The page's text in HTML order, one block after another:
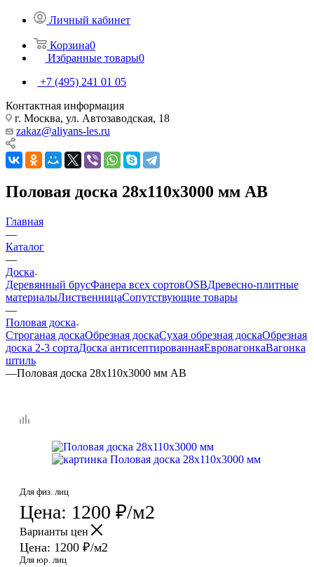
Личный кабинет
Корзина0
Избранные товары0
+7 (495) 241 01 05
Контактная информация
г. Москва, ул. Автозаводская, 18
zakaz@aliyans-les.ru
Половая доска 28х110х3000 мм AB
Главная
—
Каталог
—
Доска
Деревянный брусФанера всех сортовOSBДревесно-плитные
материалыЛиственницаСопутствующие товары
—
Половая доска
Строганая доскаОбрезная доскаСухая обрезная доскаОбрезная
доска 2-3 сортаДоска антисептированнаяЕвровагонкаВагонка
штиль
—Половая доска 28х110х3000 мм AB
Для физ. лиц
Цена: 1200 ₽/м2
Варианты цен
Цена: 1200 ₽/м2
Для юр. лиц